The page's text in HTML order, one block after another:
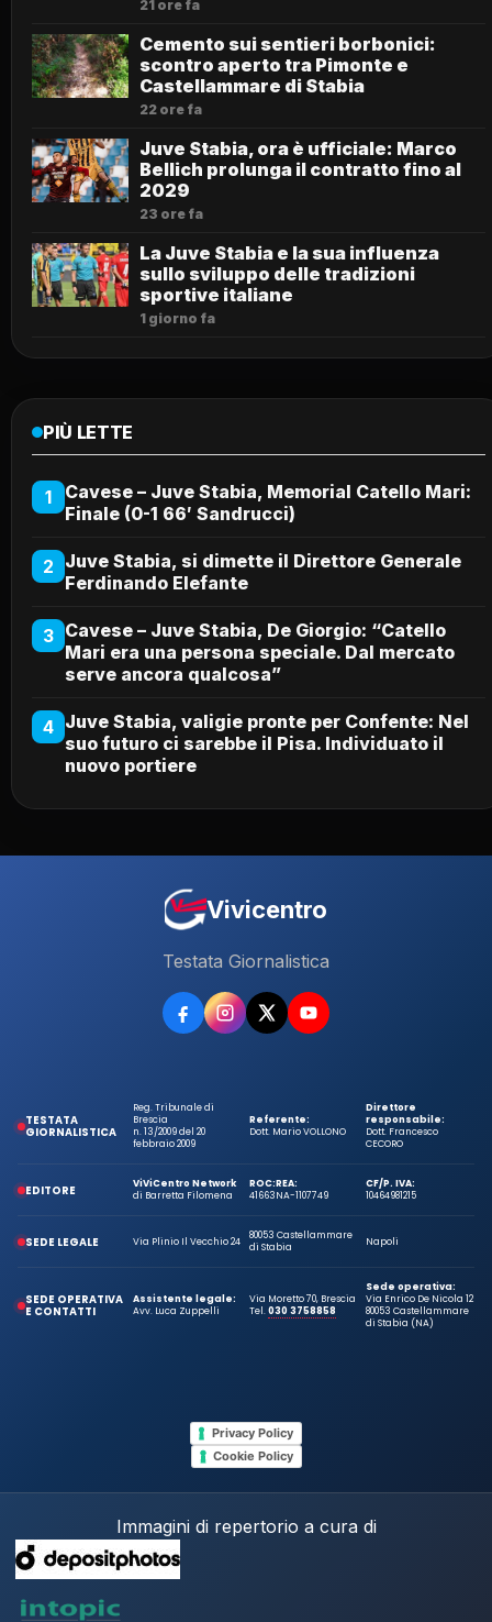
21 ore fa
Cemento sui sentieri borbonici:
scontro aperto tra Pimonte e
Castellammare di Stabia
22 ore fa
Juve Stabia, ora è ufficiale: Marco
Bellich prolunga il contratto fino al
2029
23 ore fa
La Juve Stabia e la sua influenza
sullo sviluppo delle tradizioni
sportive italiane
1 giorno fa
PIÙ LETTE
1
Cavese – Juve Stabia, Memorial Catello Mari:
Finale (0-1 66′ Sandrucci)
2 Juve Stabia, si dimette il Direttore Generale
Ferdinando Elefante
3 Cavese – Juve Stabia, De Giorgio: “Catello
Mari era una persona speciale. Dal mercato
serve ancora qualcosa”
4 Juve Stabia, valigie pronte per Confente: Nel
suo futuro ci sarebbe il Pisa. Individuato il
nuovo portiere
Vivicentro
Testata Giornalistica
TESTATA
GIORNALISTICA
Reg. Tribunale di
Brescia
n. 13/2009 del 20
febbraio 2009
Referente:
Dott. Mario VOLLONO
Direttore
responsabile:
Dott. Francesco
CECORO
EDITORE
ViViCentro Network
di Barretta Filomena
ROC:
41663
REA:
NA-1107749
CF/P. IVA:
10464981215
SEDE LEGALE Via Plinio Il Vecchio 24
80053 Castellammare
di Stabia
Napoli
SEDE OPERATIVA
E CONTATTI
Assistente legale:
Avv. Luca Zuppelli
Via Moretto 70, Brescia
Tel.030 3758858
Sede operativa:
Via Enrico De Nicola 12
80053 Castellammare
di Stabia (NA)
Privacy Policy
Cookie Policy
Immagini di repertorio a cura di